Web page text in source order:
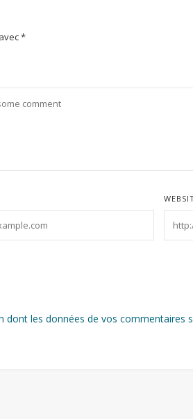
*
dont les données de vos commentaires